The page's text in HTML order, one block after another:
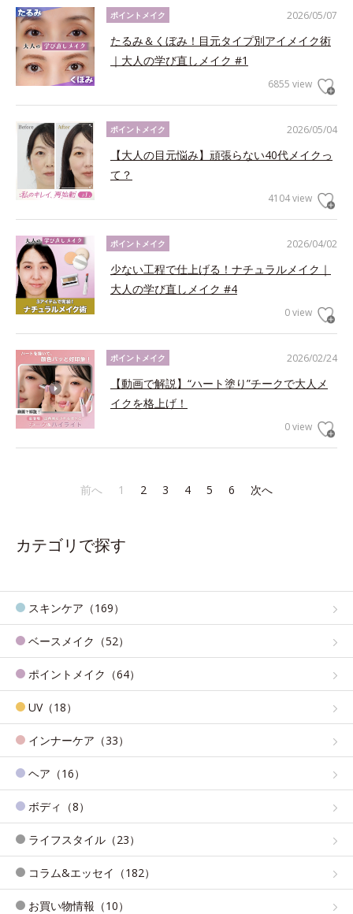
2026/05/07
ポイントメイク
たるみ＆くぼみ！目元タイプ別アイメイク術
｜大人の学び直しメイク #1
6855 view
2026/05/04
ポイントメイク
【大人の目元悩み】頑張らない40代メイクっ
て？
4104 view
2026/04/02
ポイントメイク
少ない工程で仕上げる！ナチュラルメイク｜
大人の学び直しメイク #4
0 view
2026/02/24
ポイントメイク
【動画で解説】“ハート塗り”チークで大人メ
イクを格上げ！
0 view
前へ 1 2 3 4 5 6 次へ
カテゴリで探す
スキンケア（169）
ベースメイク（52）
ポイントメイク（64）
UV（18）
インナーケア（33）
ヘア（16）
ボディ（8）
ライフスタイル（23）
コラム&エッセイ（182）
お買い物情報（10）